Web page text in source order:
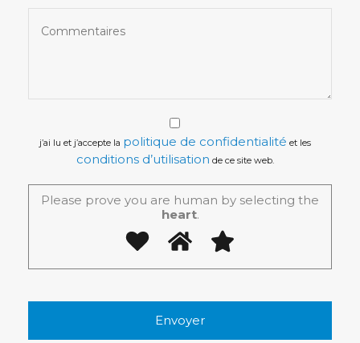
j’ai lu et j’accepte la politique de confidentialité et les
conditions d’utilisation de ce site web.
Please prove you are human by selecting the
heart.